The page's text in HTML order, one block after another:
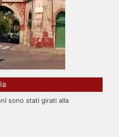
sono stati girati alla